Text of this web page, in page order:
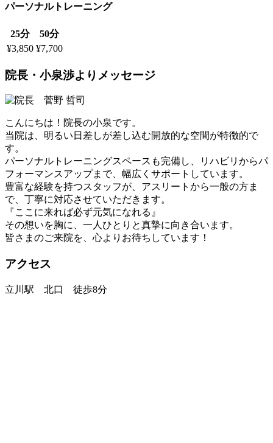
パーソナルトレーニング
25分
50分
¥3,850 ¥7,700
院長・小泉渉よりメッセージ
こんにちは！院長の小泉です。
当院は、明るい日差しが差し込む開放的な空間が特徴的で
す。
パーソナルトレーニングスペースも完備し、リハビリからパ
フォーマンスアップまで、幅広くサポートしています。
豊富な経験を持つスタッフが、アスリートから一般の方ま
で、丁寧に対応させていただきます。
『ここに来れば必ず元気になれる』
その想いを胸に、一人ひとりと真摯に向き合います。
皆さまのご来院を、心よりお待ちしています！
アクセス
立川駅 北口 徒歩8分